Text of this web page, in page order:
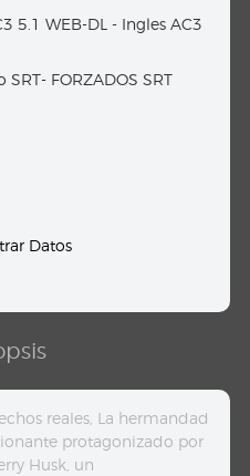
5.1 WEB-DL - Ingles AC3
SRT- FORZADOS SRT
Datos
reales, La hermandad
protagonizado por
Husk, un